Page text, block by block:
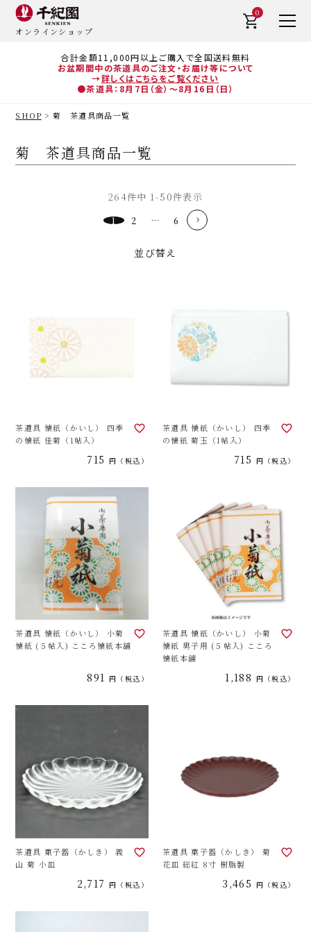
合計金額11,000円以上ご購入で全国送料無料
お盆期間中の茶道具のご注文・お届け等について
→詳しくはこちらをご覧ください
●茶道具：8月7日（金）～8月16日（日）
オンラインショップ
0
SHOP 菊 茶道具商品一覧
菊 茶道具商品一覧
並び替え
264件中 1-50件表示
1 2 … 6
茶道具 懐紙（かいし） 四季
の懐紙 佳菊（1帖入）
715 税込
茶道具 懐紙（かいし） 四季
の懐紙 菊玉（1帖入）
715 税込
茶道具 懐紙（かいし） 小菊
懐紙 (５帖入) こころ懐紙本舗
891 税込
茶道具 懐紙（かいし） 小菊
懐紙 男子用 (５帖入) こころ
懐紙本舗
1,188 税込
茶道具 菓子器（かしき） 義
山 菊 小皿
2,717 税込
茶道具 菓子器（かしき） 菊
花皿 総紅 8寸 樹脂製
3,465 税込